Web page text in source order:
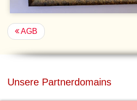
AGB
Unsere Partnerdomains